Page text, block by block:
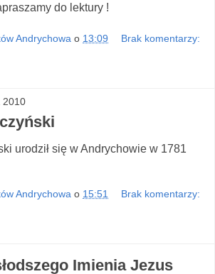
do lektury !
Andrychowa o 13:09 Brak komentarzy:
2010
urodził się w Andrychowie w 1781
Andrychowa o 15:51 Brak komentarzy:
Imienia Jezus